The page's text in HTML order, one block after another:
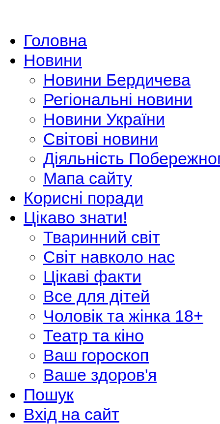
Головна
Новини
Новини Бердичева
Регіональні новини
Новини України
Світові новини
Діяльність
Мапа сайту
Корисні поради
Цікаво знати!
Тваринний світ
Світ навколо нас
Цікаві факти
Все для дітей
Чоловік та жінка 18+
Театр та кіно
Ваш гороскоп
Ваше здоров'я
Пошук
Вхід на сайт